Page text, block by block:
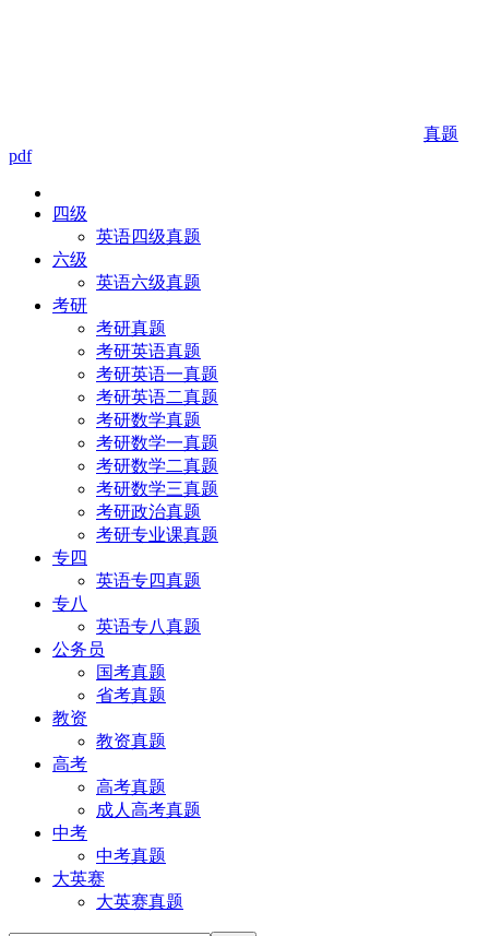
真题
pdf
四级
英语四级真题
六级
英语六级真题
考研
考研真题
考研英语真题
考研英语一真题
考研英语二真题
考研数学真题
考研数学一真题
考研数学二真题
考研数学三真题
考研政治真题
考研专业课真题
专四
英语专四真题
专八
英语专八真题
公务员
国考真题
省考真题
教资
教资真题
高考
高考真题
成人高考真题
中考
中考真题
大英赛
大英赛真题